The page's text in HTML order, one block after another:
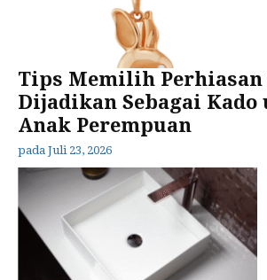
Tips Memilih Perhiasan
Dijadikan Sebagai
Anak Perempuan
pada Juli 23, 2026